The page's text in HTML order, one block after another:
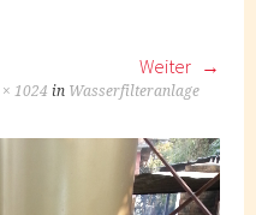
Weiter
1024 in Wasserfilteranlage